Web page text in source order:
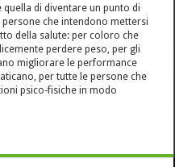
quella di diventare un punto di
che intendono mettersi
della salute: per coloro che
perdere peso, per gli
migliorare le performance
per tutte le persone che
psico-fisiche in modo